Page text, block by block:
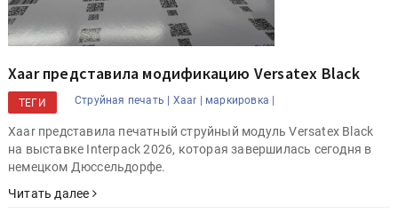
Xaar представила модификацию Versatex Black
ТЕГИ Струйная печать | Xaar | маркировка |
Xaar представила печатный струйный модуль Versatex Black
на выставке Interpack 2026, которая завершилась сегодня в
немецком Дюссельдорфе.
Читать далее